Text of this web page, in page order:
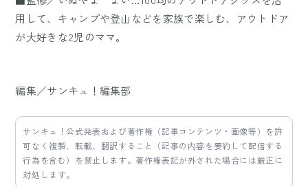
用して、キャンプや登山などを家族で楽しむ、アウトドア
が大好きな2児のママ。
編集／サンキュ！編集部
サンキュ！公式発表および著作権（記事コンテンツ・画像等）を許
可なく複製、転載、翻訳すること（記事の内容を要約して配信する
行為を含む）を禁止します。著作権表記が外された場合には厳正に
対処します。